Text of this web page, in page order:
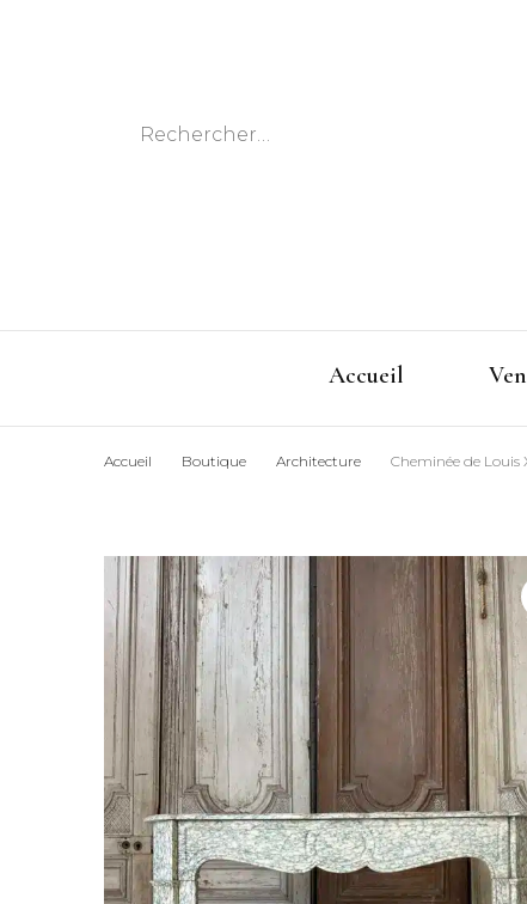
Rechercher :
Accueil
Accueil Boutique Architecture Cheminée de Louis